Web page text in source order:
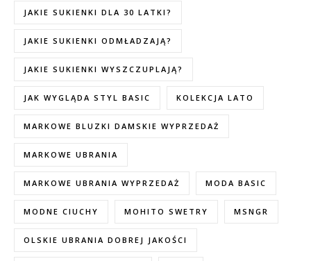
JAKIE SUKIENKI DLA 30 LATKI?
JAKIE SUKIENKI ODMŁADZAJĄ?
JAKIE SUKIENKI WYSZCZUPLAJĄ?
JAK WYGLĄDA STYL BASIC KOLEKCJA LATO
MARKOWE BLUZKI DAMSKIE WYPRZEDAŻ
MARKOWE UBRANIA
MARKOWE UBRANIA WYPRZEDAŻ MODA BASIC
MODNE CIUCHY MOHITO SWETRY MSNGR
OLSKIE UBRANIA DOBREJ JAKOŚCI